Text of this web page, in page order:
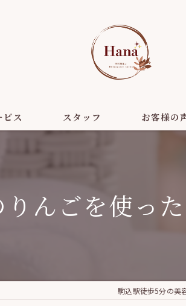
ビス スタッフ お客様の
りんごを使っ
駒込駅徒歩5分の美